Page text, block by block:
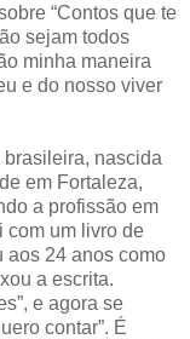
“Contos que te
sejam todos
minha maneira
e do nosso viver
nascida
em Fortaleza,
a profissão em
com um livro de
aos 24 anos como
a escrita.
e agora se
contar”. É